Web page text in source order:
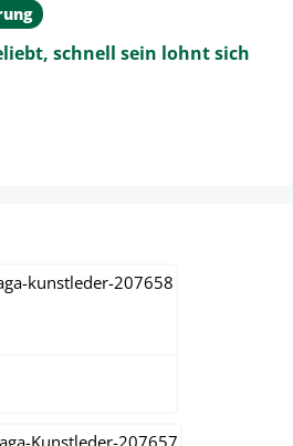
schnell sein lohnt sich
anzeigen